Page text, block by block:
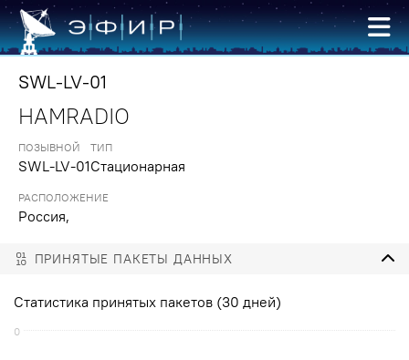
SWL-LV-01
HAMRADIO
ПОЗЫВНОЙ
SWL-LV-01
ТИП
Стационарная
РАСПОЛОЖЕНИЕ
Россия,
ПРИНЯТЫЕ ПАКЕТЫ ДАННЫХ
Статистика принятых пакетов (30 дней)
0